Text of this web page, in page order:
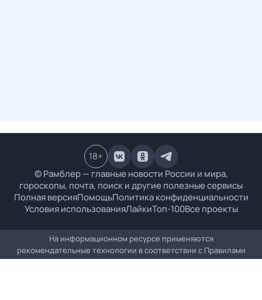
© Рамблер — главные новости России и мира,
гороскопы, почта, поиск и другие полезные сервисы
Полная версияПомощьПолитика конфиденциальности
Условия использованияЛайкиТоп-100Все проекты
18+
На информационном ресурсе применяются
рекомендательные технологии в соответствии с Правилами